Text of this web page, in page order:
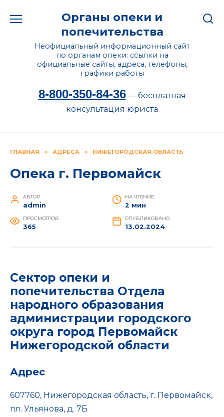
Органы опеки и
попечительства
Неофициальный информационный сайт
по органам опеки: ссылки на
официальные сайты, адреса, телефоны,
графики работы
8-800-350-84-36— бесплатная
консультация юриста
ГЛАВНАЯ » АДРЕСА » НИЖЕГОРОДСКАЯ ОБЛАСТЬ
Опека г. Первомайск
АВТОР
admin
НА ЧТЕНИЕ
2 мин
ПРОСМОТРОВ
365
ОПУБЛИКОВАНО
13.02.2024
Сектор опеки и
попечительства Отдела
народного образования
администрации городского
округа город Первомайск
Нижегородской области
Адрес
607760, Нижегородская область, г. Первомайск,
пл. Ульянова, д. 7Б